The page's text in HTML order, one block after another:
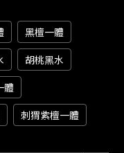
黑檀一體
胡桃黑水
體
刺猬紫檀一體